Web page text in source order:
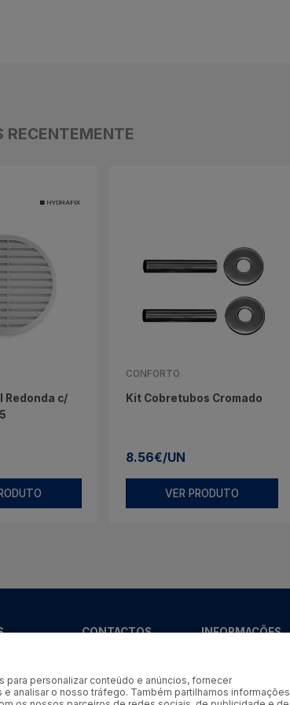
RECENTEMENTE
Redonda c/
CONFORTO
Kit Cobretubos Cromado
8.56€/UN
VER PRODUTO
de
CONTACTOS
Tlm:+351 964 246
INFORMAÇÕES
para personalizar conteúdo e anúncios, fornecer
analisar o nosso tráfego. Também partilhamos informações